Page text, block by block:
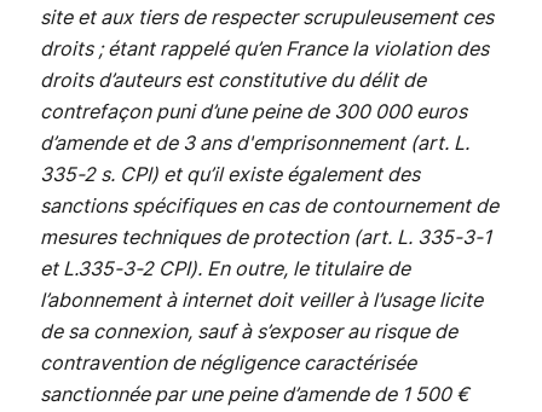
site et aux tiers de respecter scrupuleusement ces
droits ; étant rappelé qu’en France la violation des
droits d’auteurs est constitutive du délit de
contrefaçon puni d’une peine de 300 000 euros
d’amende et de 3 ans d'emprisonnement (art. L.
335-2 s. CPI) et qu’il existe également des
sanctions spécifiques en cas de contournement de
mesures techniques de protection (art. L. 335-3-1
et L.335-3-2 CPI). En outre, le titulaire de
l’abonnement à internet doit veiller à l’usage licite
de sa connexion, sauf à s’exposer au risque de
contravention de négligence caractérisée
sanctionnée par une peine d’amende de 1 500 €